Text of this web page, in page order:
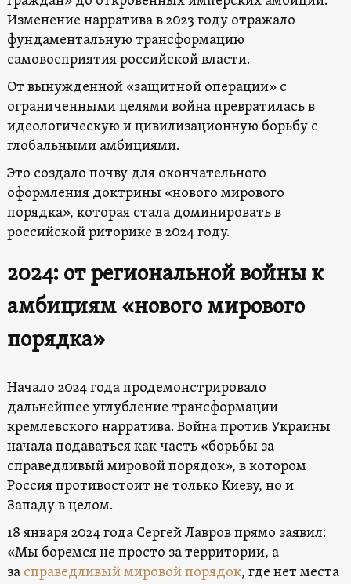
Изменение нарратива в 2023 году отражало
фундаментальную трансформацию
самовосприятия российской власти.
От вынужденной «защитной операции» с
ограниченными целями война превратилась в
идеологическую и цивилизационную борьбу с
глобальными амбициями.
Это создало почву для окончательного
оформления доктрины «нового мирового
порядка», которая стала доминировать в
российской риторике в 2024 году.
2024: от региональной войны к
амбициям «нового мирового
порядка»
Начало 2024 года продемонстрировало
дальнейшее углубление трансформации
кремлевского нарратива. Война против Украины
начала подаваться как часть «борьбы за
справедливый мировой порядок», в котором
Россия противостоит не только Киеву, но и
Западу в целом.
18 января 2024 года Сергей Лавров прямо заявил:
«Мы боремся не просто за территории, а
за справедливый мировой порядок, где нет места